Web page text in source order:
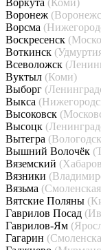
Воркута (Коми)
Воронеж
Ворсма
Воскресенск
Воткинск
Всеволожск
Вуктыл (Коми)
Выборг
Выкса
Высоковск
Высоцк
Вытегра
Вышний Волочёк
Вяземский
Вязники
Вязьма
Вятские Поляны
Гаврилов Посад
Гаврилов-Ям
Гагарин